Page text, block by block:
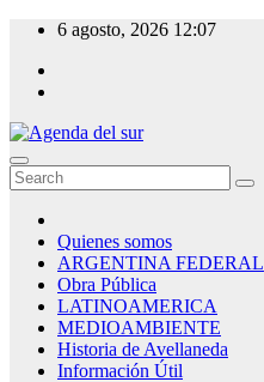
Skip
content
6 agosto, 2026 12:07
Agenda del sur
Quienes somos
ARGENTINA FEDERAL
Obra Pública
LATINOAMERICA
MEDIOAMBIENTE
Historia de Avellaneda
Información Útil